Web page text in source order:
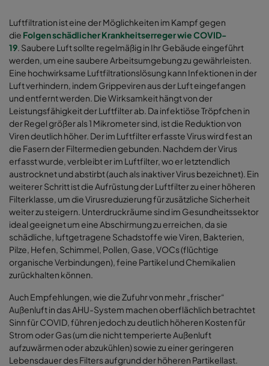
Luftfiltration ist eine der Möglichkeiten im Kampf gegen
die Folgen schädlicher Krankheitserreger wie COVID-
19. Saubere Luft sollte regelmäßig in Ihr Gebäude eingeführt
werden, um eine saubere Arbeitsumgebung zu gewährleisten.
Eine hochwirksame Luftfiltrationslösung kann Infektionen in der
Luft verhindern, indem Grippeviren aus der Luft eingefangen
und entfernt werden. Die Wirksamkeit hängt von der
Leistungsfähigkeit der Luftfilter ab. Da infektiöse Tröpfchen in
der Regel größer als 1 Mikrometer sind, ist die Reduktion von
Viren deutlich höher. Der im Luftfilter erfasste Virus wird fest an
die Fasern der Filtermedien gebunden. Nachdem der Virus
erfasst wurde, verbleibt er im Luftfilter, wo er letztendlich
austrocknet und abstirbt (auch als inaktiver Virus bezeichnet). Ein
weiterer Schritt ist die Aufrüstung der Luftfilter zu einer höheren
Filterklasse, um die Virusreduzierung für zusätzliche Sicherheit
weiter zu steigern. Unterdruckräume sind im Gesundheitssektor
ideal geeignet um eine Abschirmung zu erreichen, da sie
schädliche, luftgetragene Schadstoffe wie Viren, Bakterien,
Pilze, Hefen, Schimmel, Pollen, Gase, VOCs (flüchtige
organische Verbindungen), feine Partikel und Chemikalien
zurückhalten können.
Auch Empfehlungen, wie die Zufuhr von mehr „frischer“
Außenluft in das AHU-System machen oberflächlich betrachtet
Sinn für COVID, führen jedoch zu deutlich höheren Kosten für
Strom oder Gas (um die nicht temperierte Außenluft
aufzuwärmen oder abzukühlen) sowie zu einer geringeren
Lebensdauer des Filters aufgrund der höheren Partikellast.